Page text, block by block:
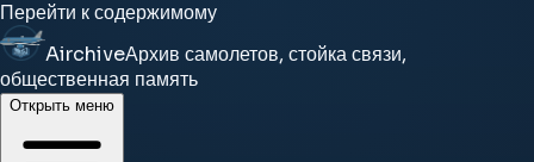
Перейти к содержимому
AirchiveАрхив самолетов, стойка связи,
общественная память
Открыть меню